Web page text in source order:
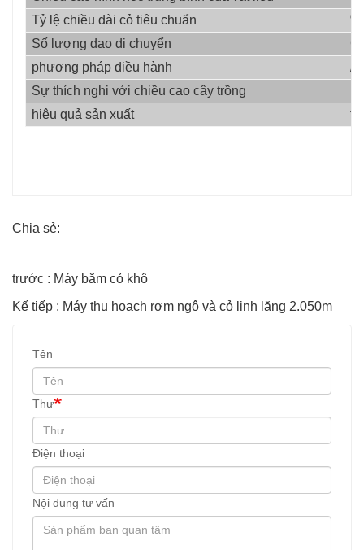
Tỷ lệ chiều dài cỏ tiêu chuẩn
%
Số lượng dao di chuyển
phương pháp điều hành
/
Sự thích nghi với chiều cao cây trồng
hiệu quả sản xuất
th
Chia sẻ:
trước : Máy băm cỏ khô
Kế tiếp : Máy thu hoạch rơm ngô và cỏ linh lăng 2.050m
Tên
Thư
Điện thoại
Nội dung tư vấn